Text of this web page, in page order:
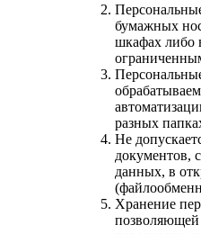
бумажных
шкафах либо
разных
Не
документов,
данных, в
Хранение
позволяющей